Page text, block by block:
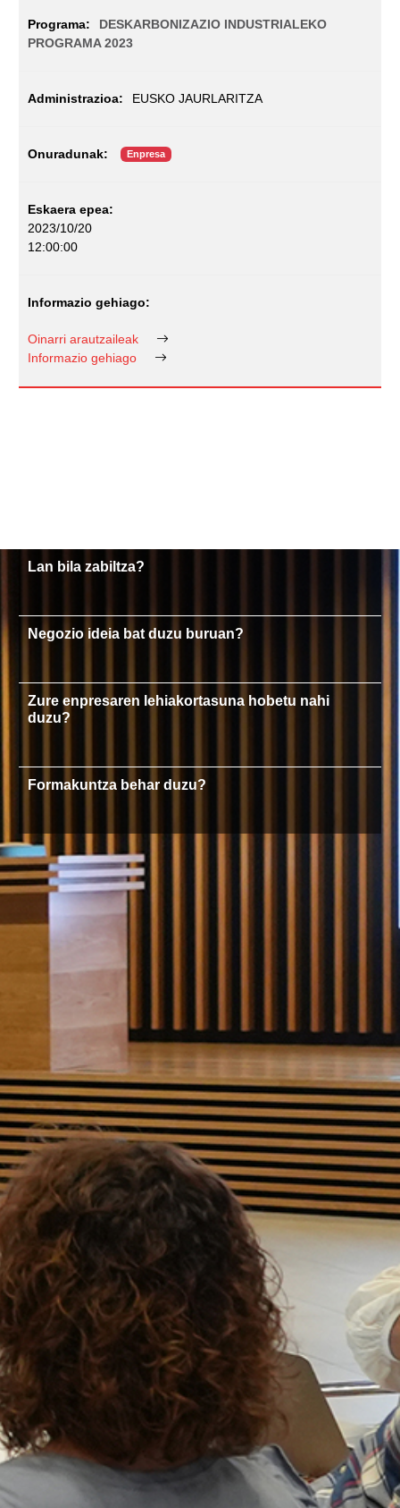
DESKARBONIZAZIO INDUSTRIALEKO
PROGRAMA 2023
EUSKO JAURLARITZA
Enpresa
2023/10/20
12:00:00
Oinarri arautzaileak
Informazio gehiago
Lan bila zabiltza?
Negozio ideia bat duzu buruan?
Zure enpresaren lehiakortasuna hobetu nahi
duzu?
Formakuntza behar duzu?